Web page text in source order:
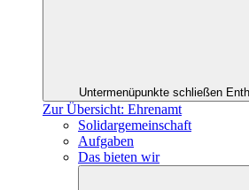
Untermenüpunkte schließen
Zur Übersicht: Ehrenamt
Solidargemeinschaft
Aufgaben
Das bieten wir